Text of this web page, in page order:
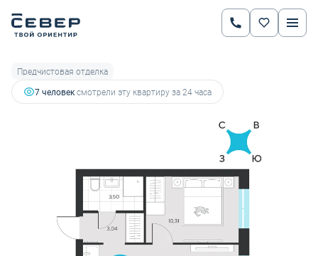
1-комнатная
6 718 068 руб.
5 979 081 руб.
Ипотекаот 20 929 руб.
Предчистовая отделка
7 человексмотрели эту квартиру за 24 часа